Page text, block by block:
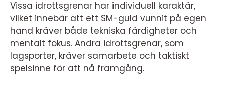
Vissa idrottsgrenar har individuell karaktär,
vilket innebär att ett SM-guld vunnit på egen
hand kräver både tekniska färdigheter och
mentalt fokus. Andra idrottsgrenar, som
lagsporter, kräver samarbete och taktiskt
spelsinne för att nå framgång.